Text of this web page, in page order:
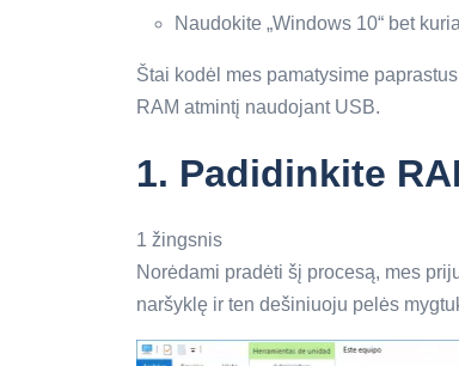
Naudokite „Windows 10“ bet
Štai kodėl mes pamatysime
RAM atmintį naudojant USB.
1. Padidinkite
1 žingsnis
Norėdami pradėti šį procesą, mes
naršyklę ir ten dešiniuoju pelės